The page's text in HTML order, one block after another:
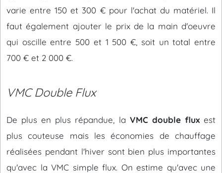
varie entre 150 et 300 € pour l'achat du matériel. Il
faut également ajouter le prix de la main d'oeuvre
qui oscille entre 500 et 1 500 €, soit un total entre
700 € et 2 000 €.
VMC Double Flux
De plus en plus répandue, la VMC double fluxest
plus couteuse mais les économies de chauffage
réalisées pendant l'hiver sont bien plus importantes
qu'avec la VMC simple flux. On estime qu'avec une